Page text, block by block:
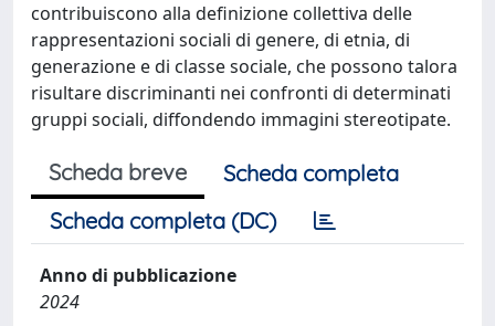
contribuiscono alla definizione collettiva delle
rappresentazioni sociali di genere, di etnia, di
generazione e di classe sociale, che possono talora
risultare discriminanti nei confronti di determinati
gruppi sociali, diffondendo immagini stereotipate.
Scheda breve
Scheda completa
Scheda completa (DC)
Anno di pubblicazione
2024